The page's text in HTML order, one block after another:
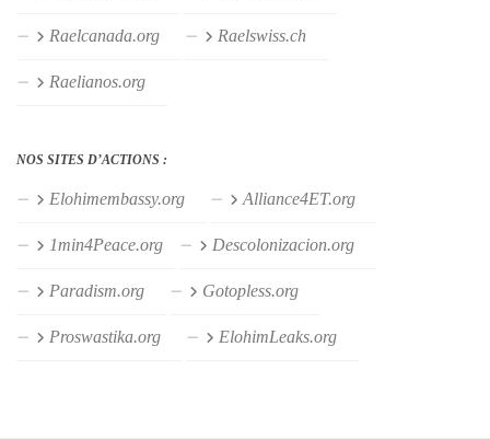
Raelcanada.org Raelswiss.ch
Raelianos.org
NOS SITES D’ACTIONS :
Elohimembassy.org Alliance4ET.org
1min4Peace.org Descolonizacion.org
Paradism.org Gotopless.org
Proswastika.org ElohimLeaks.org